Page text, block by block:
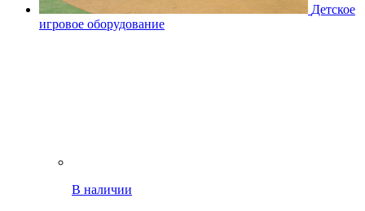
Детское
игровое оборудование
В наличии